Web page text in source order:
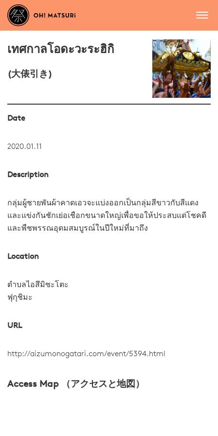
เทศกาลโอดะวะระฮิกิ
(大俵引き)
Date
2020.01.11
Description
กลุ่มผู้ชายพันผ้าคาดเอวจะแบ่งออกเป็นกลุ่มสีขาวกับสีแดง
และแข่งกันชักเย่อเชือกขนาดใหญ่เพื่อขอให้ประสบแต่โชคดี
และพืชพรรณอุดมสมบูรณ์ในปีใหม่ที่มาถึง
Location
ตำบลไอสึมิซะโตะ
ฟุกุชิมะ
URL
http://aizumonogatari.com/event/5394.html
Access Map （アクセスと地図）